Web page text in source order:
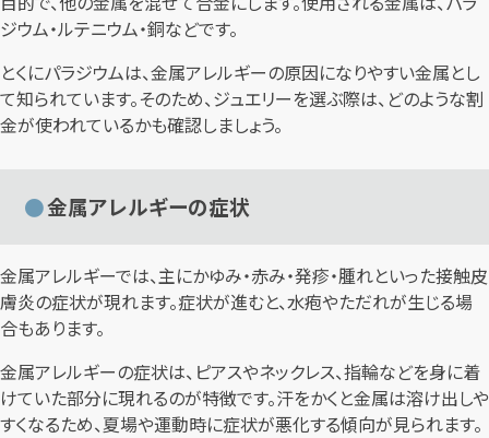
ジウム・ルテニウム・銅などです。
とくにパラジウムは、金属アレルギーの原因になりやすい金属とし
て知られています。そのため、ジュエリーを選ぶ際は、どのような割
金が使われているかも確認しましょう。
金属アレルギーの症状
金属アレルギーでは、主にかゆみ・赤み・発疹・腫れといった接触皮
膚炎の症状が現れます。症状が進むと、水疱やただれが生じる場
合もあります。
金属アレルギーの症状は、ピアスやネックレス、指輪などを身に着
けていた部分に現れるのが特徴です。汗をかくと金属は溶け出しや
すくなるため、夏場や運動時に症状が悪化する傾向が見られます。